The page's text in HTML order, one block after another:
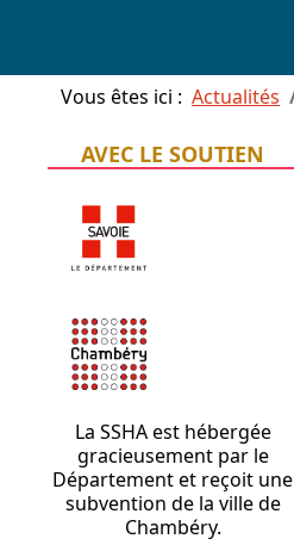
Vous êtes ici : Actualités
AVEC LE SOUTIEN
La SSHA est hébergée
gracieusement par le
Département et reçoit une
subvention de la ville de
Chambéry.